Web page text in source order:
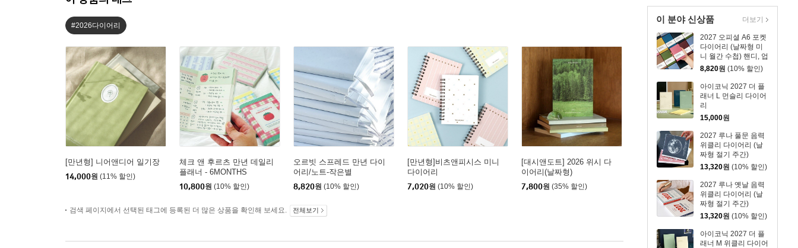
이 분야 신상품
2027 오피셜 A6 포켓
다이어리 (날짜형 미
니 월간 수첩) 핸디, 업
무용
8,820원 (10% 할인)
아이코닉 2027 더 플
래너 L 먼슬리 다이어
리
15,000원
2027 루나 풀문 음력
위클리 다이어리 (날
짜형 절기 주간)
13,320원 (10% 할인)
2027 루나 옛날 음력
위클리 다이어리 (날
짜형 절기 주간)
13,320원 (10% 할인)
아이코닉 2027 더 플
래너 M 위클리 다이어
더보기
#2026다이어리
[만년형] 니어앤디어 일기장
14,000원 (11% 할인)
체크 앤 후르츠 만년 데일리
플래너 - 6MONTHS
10,800원 (10% 할인)
오르빗 스프레드 만년 다이
어리/노트-작은별
8,820원 (10% 할인)
[만년형]비츠앤피시스 미니
다이어리
7,020원 (10% 할인)
[대시앤도트] 2026 위시 다
이어리(날짜형)
7,800원 (35% 할인)
검색 페이지에서 선택된 태그에 등록된 더 많은 상품을 확인해 보세요. 전체보기